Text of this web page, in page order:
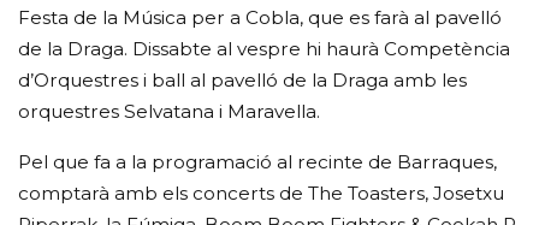
Festa de la Música per a Cobla, que es farà al pavelló
de la Draga. Dissabte al vespre hi haurà Competència
d’Orquestres i ball al pavelló de la Draga amb les
orquestres Selvatana i Maravella.
Pel que fa a la programació al recinte de Barraques,
comptarà amb els concerts de The Toasters, Josetxu